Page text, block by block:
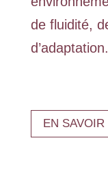
de fluidité,
d’adaptation.
EN